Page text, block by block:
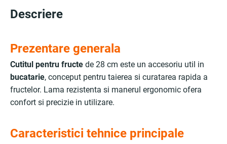
Descriere
Prezentare generala
Cutitul pentru fructe de 28 cm este un accesoriu util in
bucatarie, conceput pentru taierea si curatarea rapida a
fructelor. Lama rezistenta si manerul ergonomic ofera
confort si precizie in utilizare.
Caracteristici tehnice principale